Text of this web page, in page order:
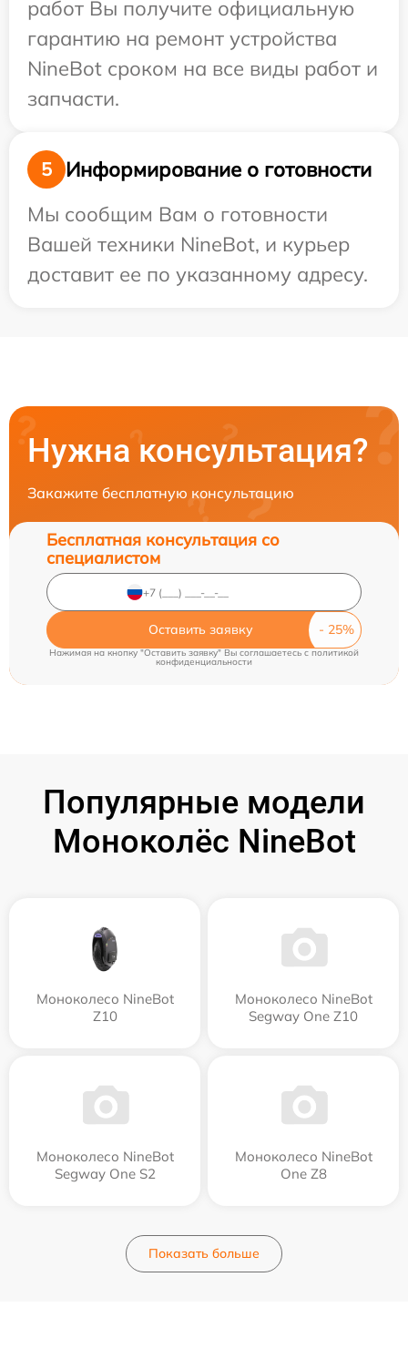
работ Вы получите официальную
гарантию на ремонт устройства
NineBot сроком на все виды работ и
запчасти.
5
Информирование о готовности
Мы сообщим Вам о готовности
Вашей техники NineBot, и курьер
доставит ее по указанному адресу.
Нужна консультация?
Закажите бесплатную консультацию
Бесплатная консультация со
специалистом
Оставить заявку
Нажимая на кнопку "Оставить заявку" Вы соглашаетесь c политикой
конфиденциальности
Популярные модели
Моноколёс NineBot
Моноколесо NineBot
Z10
Моноколесо NineBot
Segway One Z10
Моноколесо NineBot
Segway One S2
Моноколесо NineBot
One Z8
Показать больше